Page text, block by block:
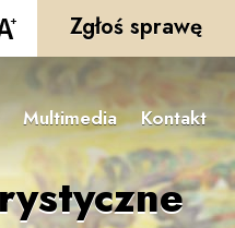
Multimedia Kontakt
Zgłoś sprawę